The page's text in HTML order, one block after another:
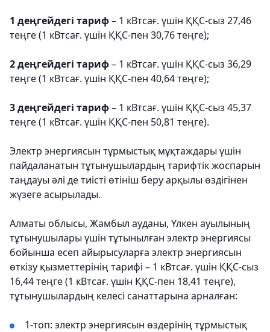
1 деңгейдегі тариф– 1 кВтсағ. үшін ҚҚС-сыз 27,46
теңге (1 кВтсағ. үшін ҚҚС-пен 30,76 теңге);
2 деңгейдегі тариф– 1 кВтсағ. үшін ҚҚС-сыз 36,29
теңге (1 кВтсағ. үшін ҚҚС-пен 40,64 теңге);
3 деңгейдегі тариф– 1 кВтсағ. үшін ҚҚС-сыз 45,37
теңге (1 кВтсағ. үшін ҚҚС-пен 50,81 теңге).
Электр энергиясын тұрмыстық мұқтаждары үшін
пайдаланатын тұтынушылардың тарифтік жоспарын
таңдауы әлі де тиісті өтініш беру арқылы өздігінен
жүзеге асырылады.
Алматы облысы, Жамбыл ауданы, Үлкен ауылының
тұтынушылары үшін тұтынылған электр энергиясы
бойынша есеп айырысуларға электр энергиясын
өткізу қызметтерінің тарифі – 1 кВтсағ. үшін ҚҚС-сыз
16,44 теңге (1 кВтсағ. үшін ҚҚС-пен 18,41 теңге),
тұтынушылардың келесі санаттарына арналған:
1-топ: электр энергиясын өздерінің тұрмыстық